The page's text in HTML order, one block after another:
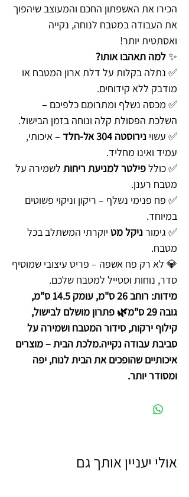
הכירו את האשפתון החכם והמעוצב שיהפוך
את העבודה במטבח לנוחה, נקייה
ואסתטית יותר!
✨למה תאהבו אותו?
✅ נתלה בקלות על דלת ארון המטבח או
מודבק ללא קידוחים.
✅ מכסה נשלף ומתרומם כלפיכם –
השלכת הפסולת קלה ונוחה בזמן הבישול.
✅ עשוי נירוסטה 304 אל-חלד
– איכותי,
עמיד ואינו מחליד.
✅ כוללפילטר למניעת ריחות לשמירה על
מטבח רענן.
✅ פח פנימי נשלף – ריקון וניקוי פשוטים
במיוחד.
✅ גימורניקל מט יוקרתי המשתלב בכל
מטבח.
💎 לא רק פח אשפה – פריט עיצובי שמוסיף
סדר, נוחות וסטייל למטבח שלכם.
מידות: רוחב 26 ס"מ, עומק 14.5 ס"מ,
גובה 29 ס"מ🌿 פתרון מושלם לבישול,
קילוף ירקות, סידור המטבח ושמירה על
סביבת עבודה נקייה.מלכת הבית – מוצרים
איכותיים שהופכים את הבית לנוח, יפה
ומסודר יותר.
אולי יעניין אותך גם